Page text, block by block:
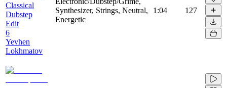
Classical
Dubstep
Edit
6
Yevhen
Lokhmatov
Synthesizer, Strings, Neutral,
Energetic
1:04 127